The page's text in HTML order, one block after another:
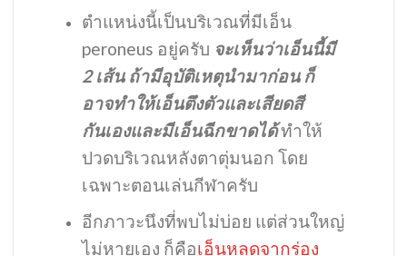
ตำแหน่งนี้เป็นบริเวณที่มีเอ็น
peroneus อยู่ครับ จะเห็นว่าเอ็นนี้มี
2 เส้น ถ้ามีอุบัติเหตุนำมาก่อน ก็
อาจทำให้เอ็นตึงตัวและเสียดสี
กันเองและมีเอ็นฉีกขาดได้ทำให้
ปวดบริเวณหลังตาตุ่มนอก โดย
เฉพาะตอนเล่นกีฬาครับ
อีกภาวะนึงที่พบไม่บ่อย แต่ส่วนใหญ่
ไม่หายเอง ก็คือเอ็นหลุดจากร่อง